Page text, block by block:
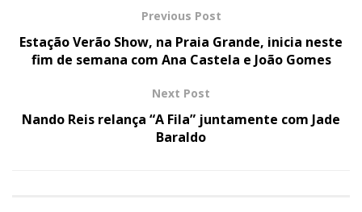
Previous Post
Estação Verão Show, na Praia Grande, inicia neste
fim de semana com Ana Castela e João Gomes
Next Post
Nando Reis relança “A Fila” juntamente com Jade
Baraldo